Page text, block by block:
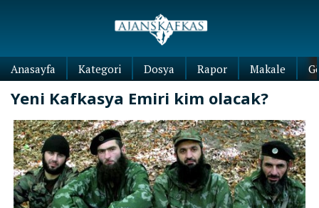
Anasayfa Kategori Dosya Rapor Makale
Yeni Kafkasya Emiri kim olacak?